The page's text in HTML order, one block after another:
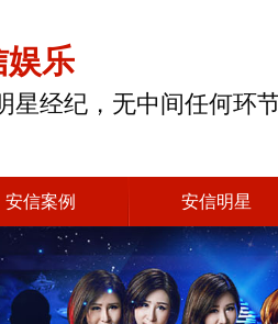
娱乐
星经纪，无中间任何环
安信案例 安信明星